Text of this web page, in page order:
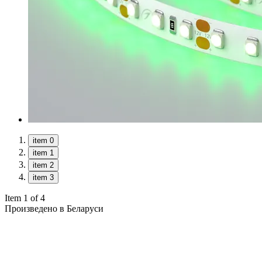
item 0
item 1
item 2
item 3
Item 1 of 4
Произведено в Беларуси